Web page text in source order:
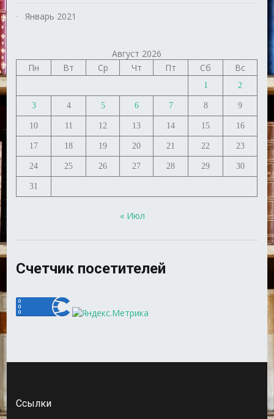
Январь 2021
Август 2026
Пн
Вт Ср Чт Пт Сб Вс
1 2
3 4 5 6 7 8 9
10 11 12 13 14 15 16
17 18 19 20 21 22 23
24 25 26 27 28 29 30
31
« Июл
Счетчик посетителей
Ссылки